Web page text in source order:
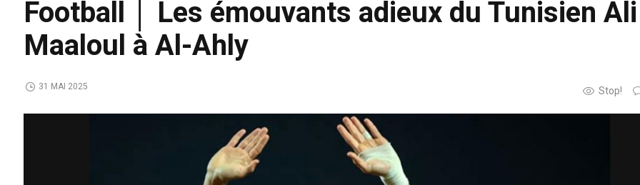
Football │ Les émouvants adieux du Tunisien Ali
Maaloul à Al-Ahly
Stop!
31 MAI 2025